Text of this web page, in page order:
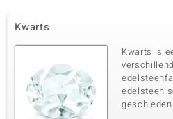
Kwarts
Kwarts is
edelsteen